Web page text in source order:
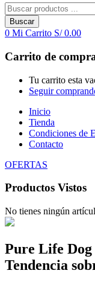
Buscar
0 Mi Carrito S/0.00
Carrito de
Tu carrito esta
Seguir
Inicio
Tienda
Condiciones de
Contacto
OFERTAS
Productos Vistos
No tienes ningún
Pure Life
Tendencia